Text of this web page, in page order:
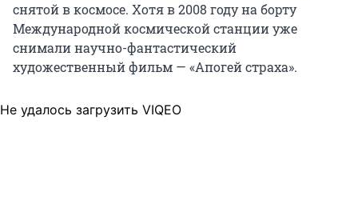
снятой в космосе. Хотя в 2008 году на борту
Международной космической станции уже
снимали научно-фантастический
художественный фильм — «Апогей страха».
Не удалось загрузить VIQEO